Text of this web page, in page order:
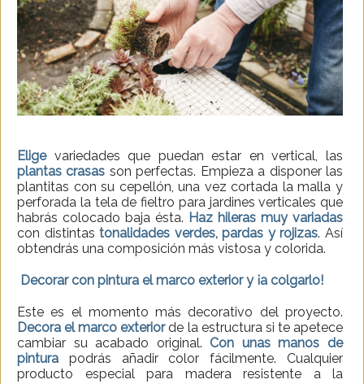
Eligevariedades que puedan estar en vertical, las
plantas crasas son perfectas. Empieza a disponer las
plantitas con su cepellón, una vez cortada la malla y
perforada la tela de fieltro para jardines verticales que
habrás colocado baja ésta. Haz hileras muy variadas
con distintastonalidades verdes, pardas y rojizas. Así
obtendrás una composición más vistosa y colorida.
Decorar con pintura el marco exterior y ¡a colgarlo!
Este es el momento más decorativo del proyecto.
Decora el marco exteriorde la estructura si te apetece
cambiar su acabado original. Con unas manos de
pintura podrás añadir color fácilmente. Cualquier
producto especial para madera resistente a la